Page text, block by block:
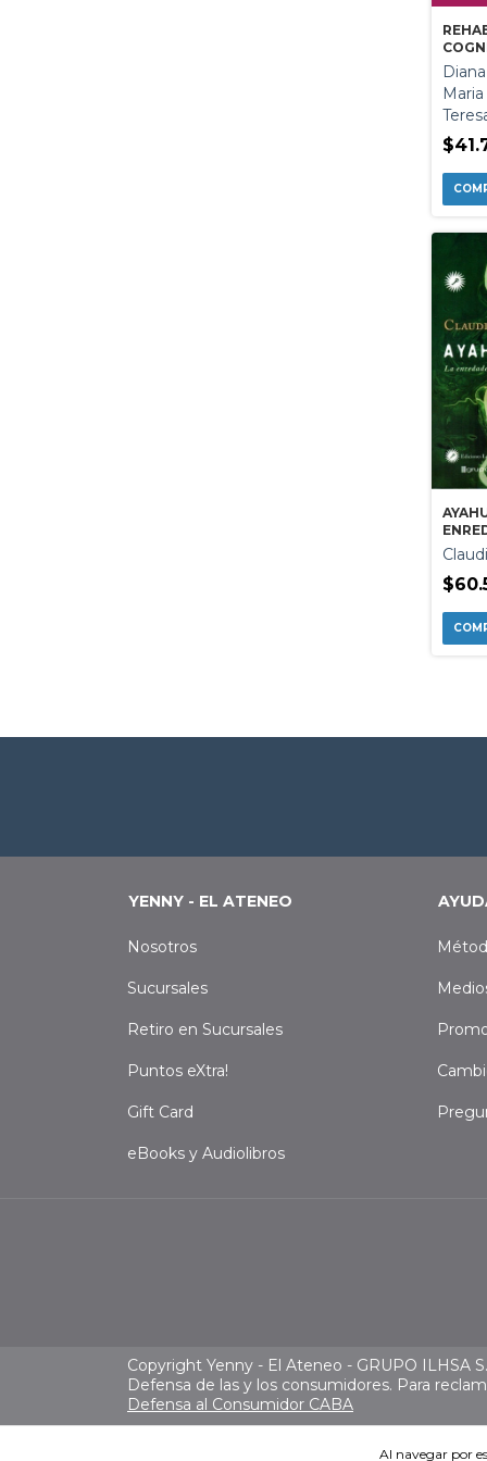
Al navegar por
RIO
YENNY - EL ATENEO
Nosotros
Sucursales
Retiro en Sucursales
Puntos eXtra!
Gift Card
eBooks y Audiolibros
Copyright Yenny - El Ateneo - GRUPO ILHSA
Defensa de las y los consumidores. Para
Defensa al Consumidor CABA